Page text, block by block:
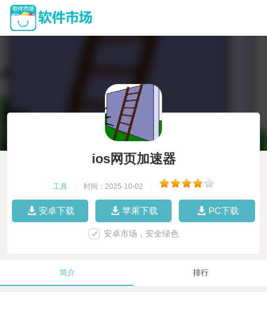
ios网页加速器
工具 时间：2025-10-02
安卓下载 苹果下载 PC下载
安卓市场，安全绿色
简介 排行